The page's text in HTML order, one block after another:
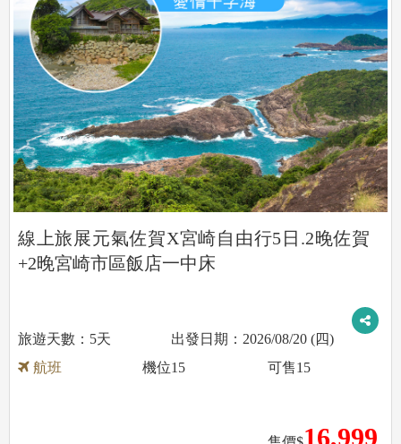
線上旅展元氣佐賀X宮崎自由行5日.2晚佐賀
+2晚宮崎市區飯店一中床
5天
2026/08/20 (四)
航班
16,999
機位15 可售15